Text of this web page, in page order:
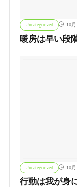
Uncategorized 10
暖房は早い段
Uncategorized 10
行動は我が身